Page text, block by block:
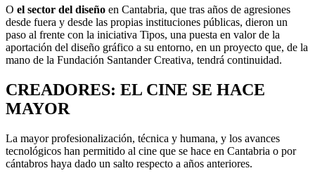
O el sector del diseño en Cantabria, que tras años de agresiones
desde fuera y desde las propias instituciones públicas, dieron un
paso al frente con la iniciativa Tipos, una puesta en valor de la
aportación del diseño gráfico a su entorno, en un proyecto que, de la
mano de la Fundación Santander Creativa, tendrá continuidad.
CREADORES: EL CINE SE HACE
MAYOR
La mayor profesionalización, técnica y humana, y los avances
tecnológicos han permitido al cine que se hace en Cantabria o por
cántabros haya dado un salto respecto a años anteriores.